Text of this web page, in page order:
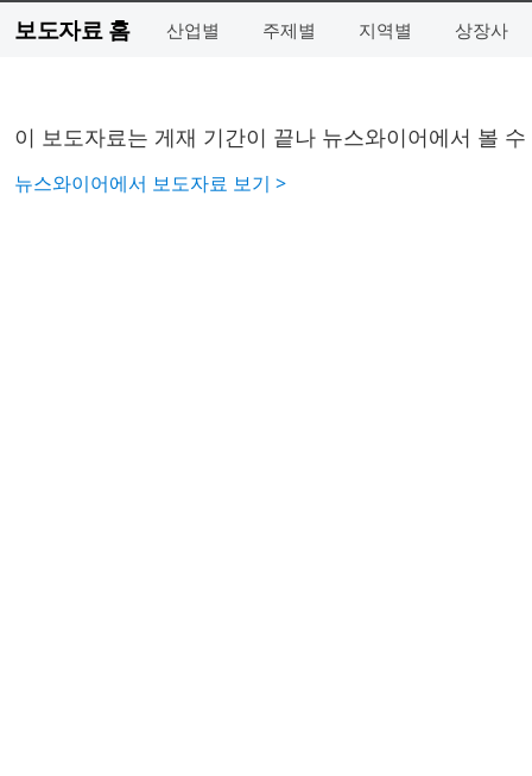
보도자료 홈 산업별 주제별 지역별 상장사
이 보도자료는 게재 기간이 끝나 뉴스와이어에서 볼
뉴스와이어에서 보도자료 보기 >